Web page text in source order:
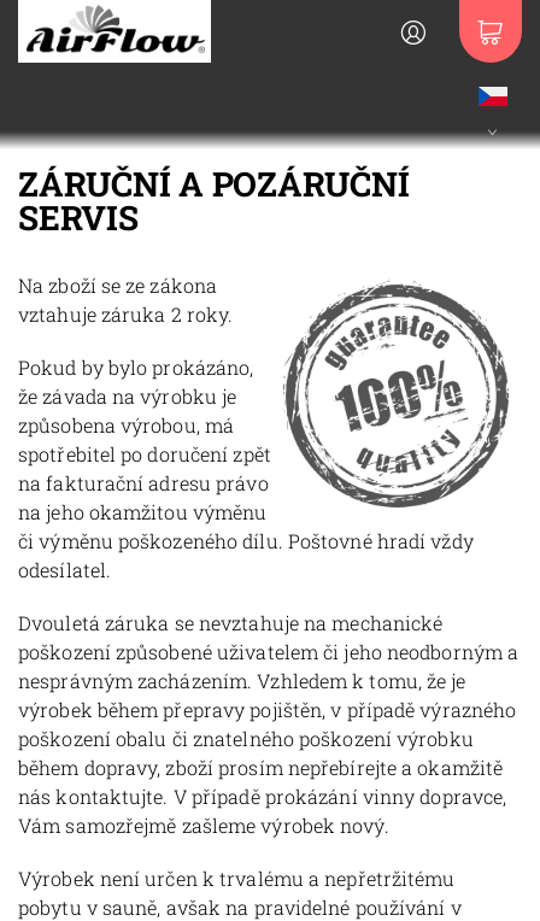
ZÁRUČNÍ A POZÁRUČNÍ
SERVIS
Na zboží se ze zákona
vztahuje záruka 2 roky.
Pokud by bylo prokázáno,
že závada na výrobku je
způsobena výrobou, má
spotřebitel po doručení zpět
na fakturační adresu právo
na jeho okamžitou výměnu
či výměnu poškozeného dílu. Poštovné hradí vždy
odesílatel.
Dvouletá záruka se nevztahuje na mechanické
poškození způsobené uživatelem či jeho neodborným a
nesprávným zacházením. Vzhledem k tomu, že je
výrobek během přepravy pojištěn, v případě výrazného
poškození obalu či znatelného poškození výrobku
během dopravy, zboží prosím nepřebírejte a okamžitě
nás kontaktujte. V případě prokázání vinny dopravce,
Vám samozřejmě zašleme výrobek nový.
Výrobek není určen k trvalému a nepřetržitému
pobytu v sauně, avšak na pravidelné používání v